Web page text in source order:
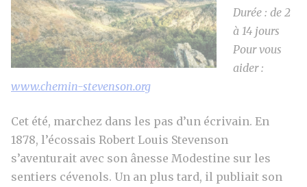
Durée : de 2
à 14 jours
Pour vous
aider :
www.chemin-stevenson.org
Cet été, marchez dans les pas d’un écrivain. En
1878, l’écossais Robert Louis Stevenson
s’aventurait avec son ânesse Modestine sur les
sentiers cévenols. Un an plus tard, il publiait son